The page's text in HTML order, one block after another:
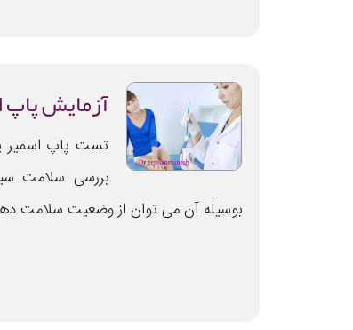
آزمایش
تست پاپ اسمیر
بررسی سلامت
بوسیله آن می توان از وضعیت سلامت